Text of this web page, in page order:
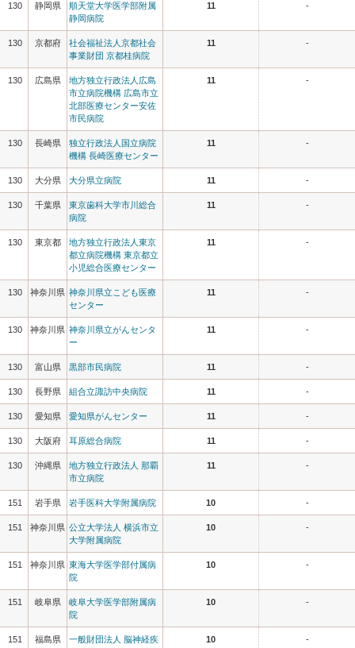
130 静岡県
順天堂大学医学部附属
静岡病院
11 -
130 京都府
社会福祉法人京都社会
事業財団 京都桂病院
11 -
130 広島県
地方独立行政法人広島
市立病院機構 広島市立
北部医療センター安佐
市民病院
11 -
130 長崎県
独立行政法人国立病院
機構 長崎医療センター
11 -
130 大分県 大分県立病院 11 -
130 千葉県
東京歯科大学市川総合
病院
11 -
130 東京都
地方独立行政法人東京
都立病院機構 東京都立
小児総合医療センター
11 -
130 神奈川県 神奈川県立こども医療
センター
11 -
130 神奈川県 神奈川県立がんセンタ
ー
11 -
130 富山県 黒部市民病院 11 -
130 長野県 組合立諏訪中央病院 11 -
130 愛知県 愛知県がんセンター 11 -
130 大阪府 耳原総合病院 11 -
130 沖縄県
地方独立行政法人 那覇
市立病院
11 -
151 岩手県 岩手医科大学附属病院 10 -
151 神奈川県 公立大学法人 横浜市立
大学附属病院
10 -
151 神奈川県 東海大学医学部付属病
院
10 -
151 岐阜県
岐阜大学医学部附属病
院
10 -
151 福島県
一般財団法人 脳神経疾
10 -